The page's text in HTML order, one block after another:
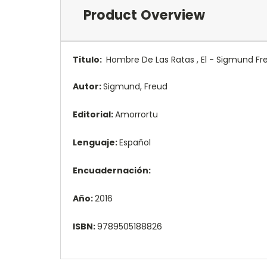
Product Overview
Titulo: Hombre De Las Ratas , El - Sigmund
Autor:Sigmund, Freud
Editorial:Amorrortu
Lenguaje:Español
Encuadernación:
Año:2016
ISBN:9789505188826